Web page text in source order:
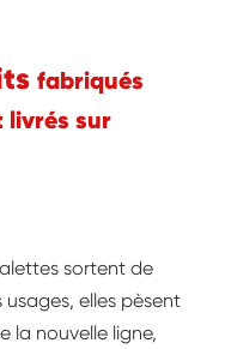
fabriqués
livrés sur
sortent de
usages, elles pèsent
la nouvelle ligne,